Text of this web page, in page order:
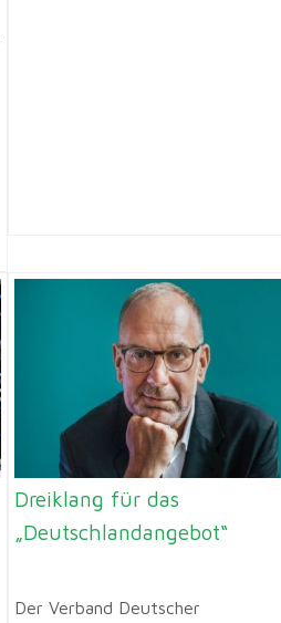
Dreiklang für das
„Deutschlandangebot“
Der Verband Deutscher